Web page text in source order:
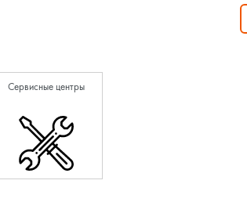
Сервисные центры